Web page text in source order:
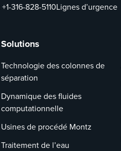
+1-316-828-5110Lignes d’urgence
Solutions
Technologie des colonnes de
séparation
Dynamique des fluides
computationnelle
Usines de procédé Montz
Traitement de l’eau